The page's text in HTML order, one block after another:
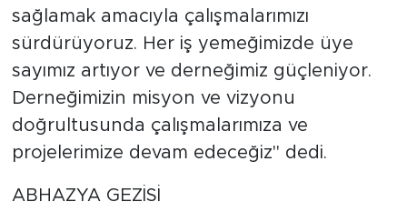
sağlamak amacıyla çalışmalarımızı
sürdürüyoruz. Her iş yemeğimizde üye
sayımız artıyor ve derneğimiz güçleniyor.
Derneğimizin misyon ve vizyonu
doğrultusunda çalışmalarımıza ve
projelerimize devam edeceğiz'' dedi.
ABHAZYA GEZİSİ